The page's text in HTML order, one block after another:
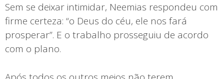
Sem se deixar intimidar, Neemias respondeu com
firme certeza: “o Deus do céu, ele nos fará
prosperar”. E o trabalho prosseguiu de acordo
com o plano.